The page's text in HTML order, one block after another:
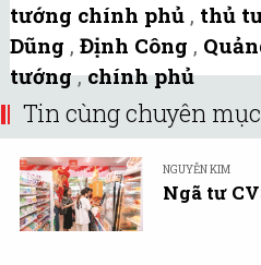
tướng chính phủ , thủ
Dũng , Định Công ,
tướng,chính phủ
Tin cùng chuyên mục
NGUYỄN KIM
Ngã tư